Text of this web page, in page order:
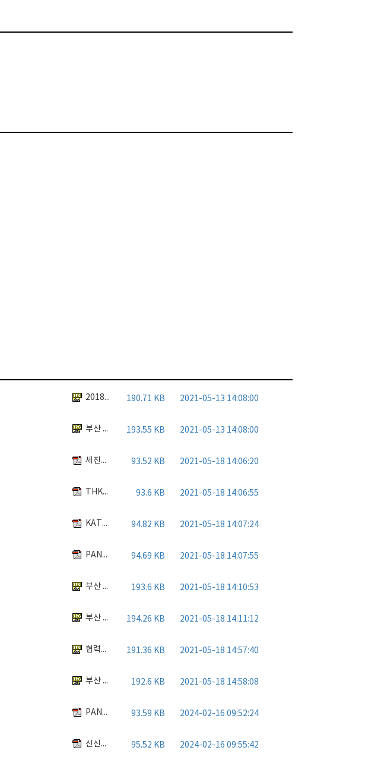
2018 AfDB 연차총회 부산 경제관 VR영상 콘텐츠 제작.jpg 2021-05-13 14:08:00
190.71 KB
부산 가상증강현실 융복합센터 관광 VR 콘텐츠 개발 용역.jpg 2021-05-13 14:08:00
193.55 KB
세진기술산업_외국어홍보영상_계약서.pdf 2021-05-18 14:06:20
93.52 KB
THKC__외국어홍보영상제작_계약서.pdf 2021-05-18 14:06:55
93.6 KB
KATEM외국어홍보영상제작_계약서.pdf 2021-05-18 14:07:24
94.82 KB
PANASIA_외국어홍보동영상제작_계약서.pdf 2021-05-18 14:07:55
94.69 KB
부산 어린이 VR 재난안전체험교육장 VR 콘텐츠 개발 용역.JPG 2021-05-18 14:10:53
193.6 KB
부산 어린이 VR 재난안전체험교육장 교육용 AR 콘텐츠 개발 용역.JPG 2021-05-18 14:11:12
194.26 KB
협력망 지원사업 사상생활사박물관 콘텐츠 제작.jpg 2021-05-18 14:57:40
191.36 KB
부산 가상증강현실 융복합센터 관광 VR 콘텐츠 개발 용역.jpg 2021-05-18 14:58:08
192.6 KB
PANASIA홍보영상_수출바우처_실적증명_계약서.pdf 2024-02-16 09:52:24
93.59 KB
신신기계 홍보영상 제작.pdf 2024-02-16 09:55:42
95.52 KB